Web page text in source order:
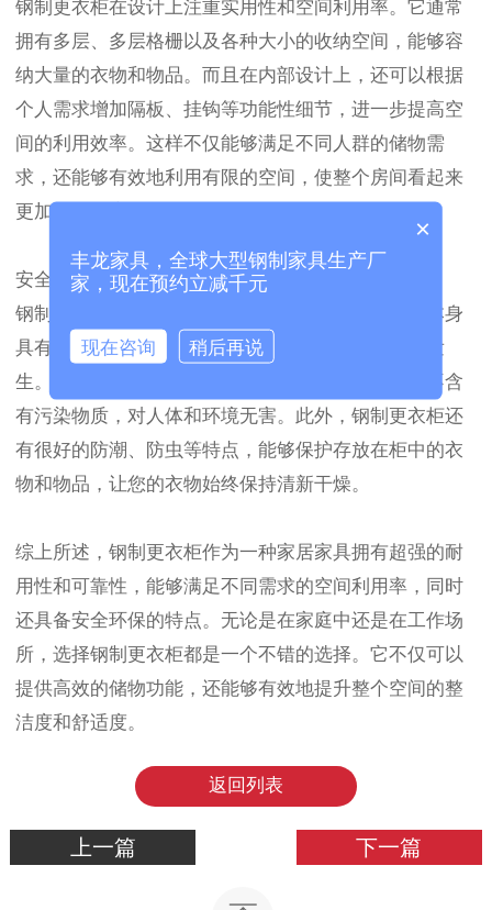
钢制更衣柜在设计上注重实用性和空间利用率。它通常
拥有多层、多层格栅以及各种大小的收纳空间，能够容
纳大量的衣物和物品。而且在内部设计上，还可以根据
个人需求增加隔板、挂钩等功能性细节，进一步提高空
间的利用效率。这样不仅能够满足不同人群的储物需
求，还能够有效地利用有限的空间，使整个房间看起来
更加整洁有序。
安全环保
钢制更衣柜在材料选择上更加注重安全环保。钢材本身
具有一定的防火性能，能够有效地减少火灾事故的发
生。而且钢制更衣柜还通常采用环保型喷涂工艺，不含
有污染物质，对人体和环境无害。此外，钢制更衣柜还
有很好的防潮、防虫等特点，能够保护存放在柜中的衣
物和物品，让您的衣物始终保持清新干燥。
综上所述，钢制更衣柜作为一种家居家具拥有超强的耐
用性和可靠性，能够满足不同需求的空间利用率，同时
还具备安全环保的特点。无论是在家庭中还是在工作场
所，选择钢制更衣柜都是一个不错的选择。它不仅可以
提供高效的储物功能，还能够有效地提升整个空间的整
洁度和舒适度。
返回列表
上一篇 下一篇
×
丰龙家具，全球大型钢制家具生产厂
家，现在预约立减千元
现在咨询 稍后再说